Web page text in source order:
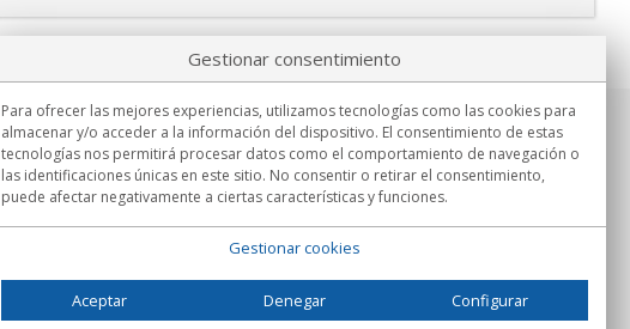
Información
Lu.-Vi. 9:00h - 15:00h.
Entrega en
Gestionar consentimiento
Para ofrecer las mejores experiencias, utilizamos tecnologías como las cookies para
almacenar y/o acceder a la información del dispositivo. El consentimiento de estas
tecnologías nos permitirá procesar datos como el comportamiento de navegación o
las identificaciones únicas en este sitio. No consentir o retirar el consentimiento,
puede afectar negativamente a ciertas características y funciones.
Gestionar cookies
Aceptar Denegar Configurar